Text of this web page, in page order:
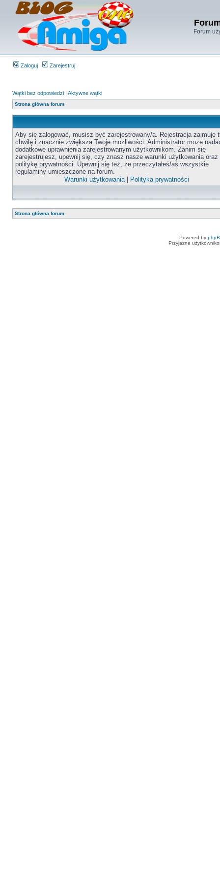
Forum
Zaloguj Zarejestruj
Wątki bez odpowiedzi | Aktywne wątki
Strona główna forum
Aby się zalogować, musisz być zarejestrowany/a. Rejestracja zajmuje
chwilę i znacznie zwiększa Twoje możliwości. Administrator może
dodatkowe uprawnienia zarejestrowanym użytkownikom. Zanim się
zarejestrujesz, upewnij się, czy znasz nasze warunki użytkowania oraz
politykę prywatności. Upewnij się też, że przeczytałeś/aś wszystkie
regulaminy umieszczone na forum.
Warunki użytkowania| Polityka prywatności
Strona główna forum
Powered by
Przyjazne